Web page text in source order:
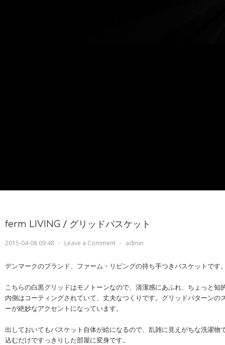
ferm LIVING / グリッドバスケット
2015-04-08 09:48 ⋅ Leave a Comment ⋅ admin
デンマークのブランド、ファーム・リビングの持ち手つきバスケットです
こちらの白黒グリッドはモノトーンなので、清潔感にあふれ、ちょっと知
内側はコーティングされていて、丈夫なつくりです。グリッドパターンの
ーが絶妙なアクセントになっています。
出しておいてもバスケット自体が絵になるので、乱雑に見えがちな洗濯物
込むだけですっきりした部屋に変身です。